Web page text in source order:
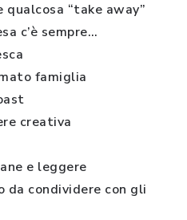
“take away”
c’è sempre…
famiglia
creativa
e leggere
da condividere con gli